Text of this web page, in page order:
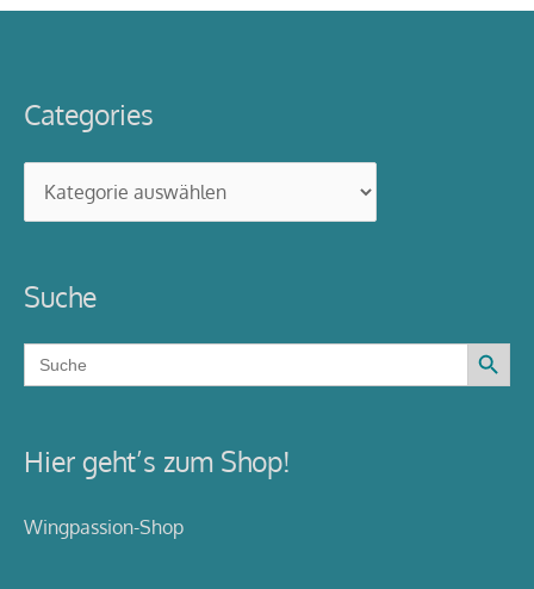
Categories
Suche
Search
for:
Search Button
Hier geht’s zum Shop!
Wingpassion-Shop